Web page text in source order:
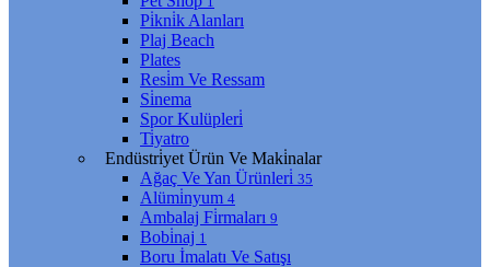
Pi̇kni̇k Alanları
Plaj Beach
Plates
Resi̇m Ve Ressam
Si̇nema
Spor Kulüpleri̇
Ti̇yatro
Endüstri̇yet Ürün Ve Maki̇nalar
Ağaç Ve Yan Ürünleri̇ 35
Alümi̇nyum 4
Ambalaj Fi̇rmaları 9
Bobi̇naj 1
Boru İmalatı Ve Satışı